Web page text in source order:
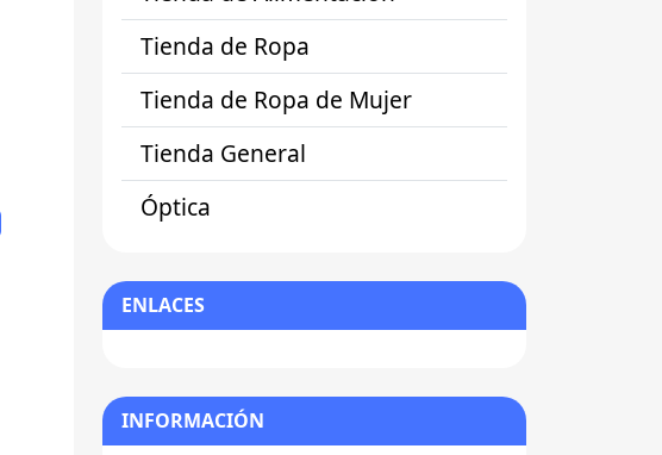
Tienda de Ropa
Tienda de Ropa de Mujer
Tienda General
Óptica
ENLACES
INFORMACIÓN